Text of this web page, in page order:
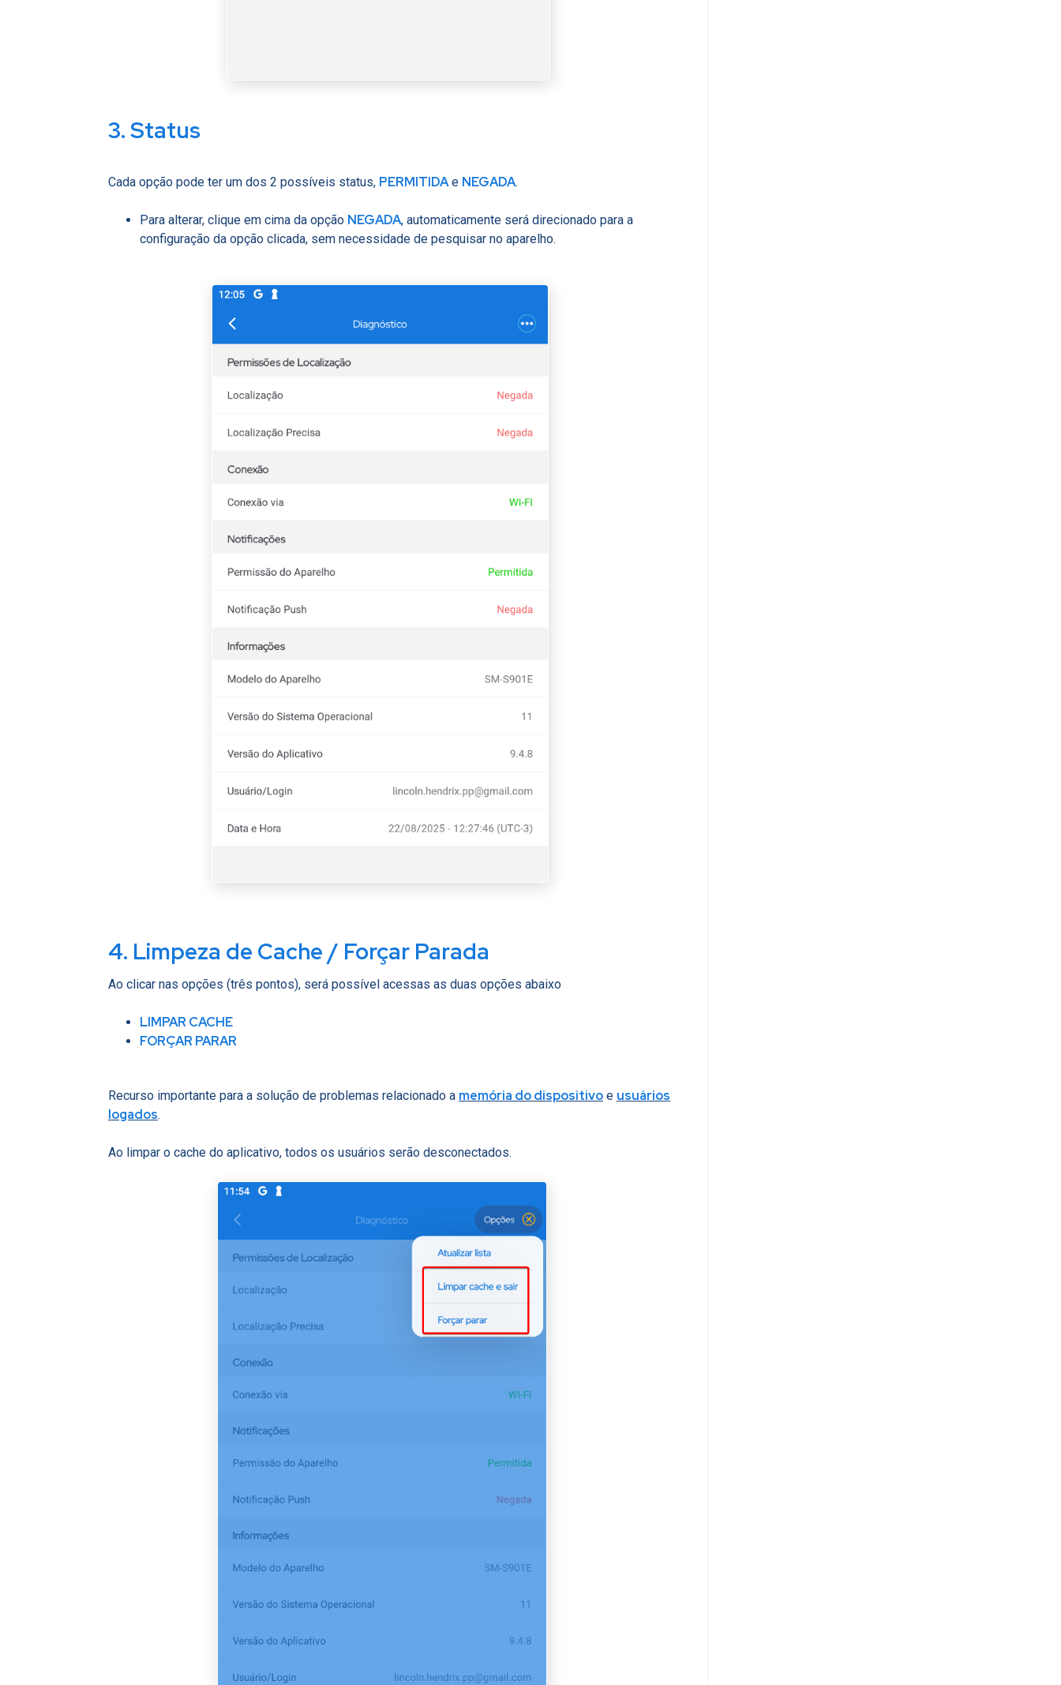
3. Status
Cada opção pode ter um dos 2 possíveis status, PERMITIDAe NEGADA.
Para alterar, clique em cima da opção NEGADA, automaticamente será direcionado para a
configuração da opção clicada, sem necessidade de pesquisar no aparelho.
4. Limpeza de Cache / Forçar Parada
Ao clicar nas opções (três pontos), será possível acessas as duas opções abaixo
LIMPAR CACHE
FORÇAR PARAR
Recurso importante para a solução de problemas relacionado a memória do dispositivo e usuários
logados.
Ao limpar o cache do aplicativo, todos os usuários serão desconectados.